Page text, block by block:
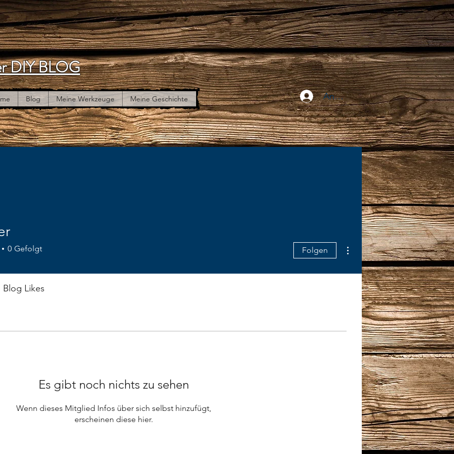
DIY BLOG
Blog Meine Werkzeuge Meine Geschichte Anmelden
Es gibt noch nichts zu sehen
Wenn dieses Mitglied Infos über sich selbst hinzufügt,
erscheinen diese hier.
0 Gefolgt Folgen
Weitere Optionen
Blog Likes